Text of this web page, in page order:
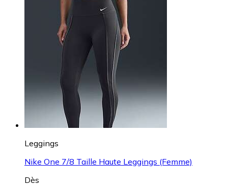
Leggings
Nike One 7/8 Taille Haute Leggings (Femme)
Dès